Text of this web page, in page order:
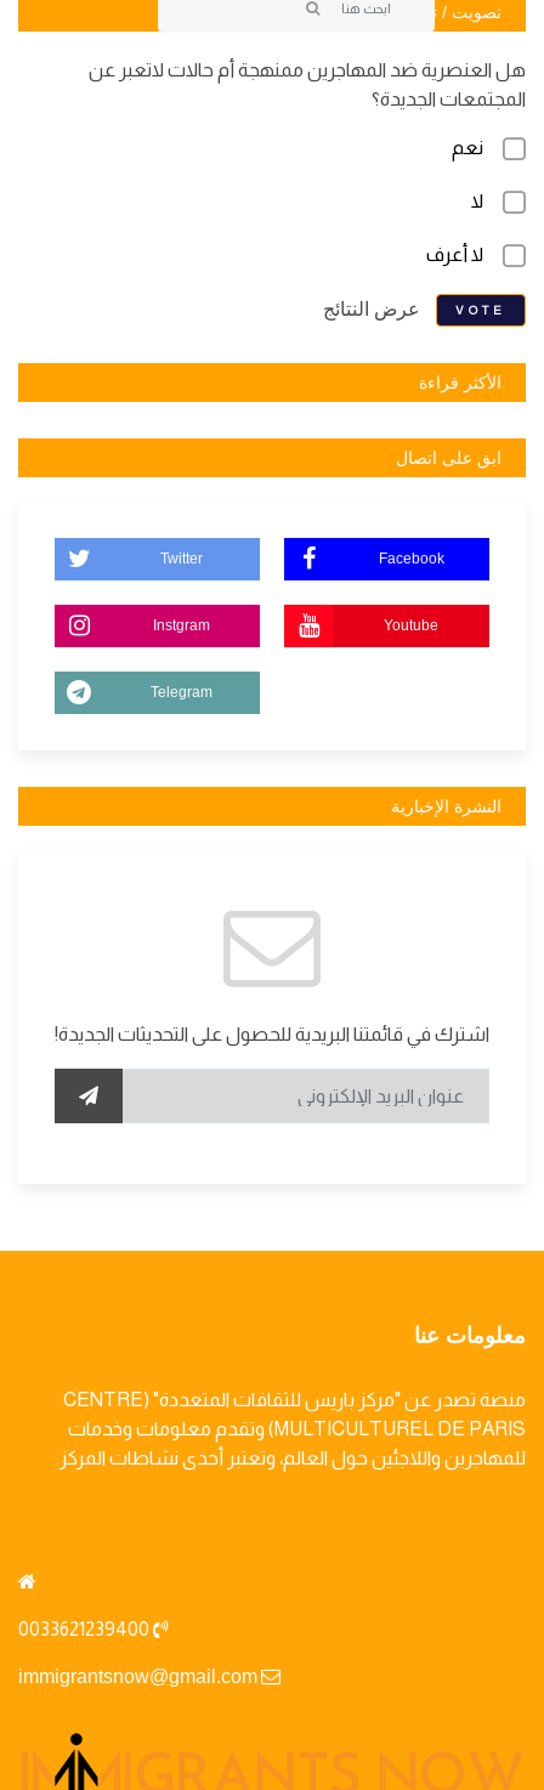
تصويت / تصويت
هل العنصرية ضد المهاجرين ممنهجة أم حالات لاتعبر عن
المجتمعات الجديدة؟
نعم
لا
لا أعرف
VOTE عرض النتائج
الأكثر قراءة
ابق على اتصال
Twitter Facebook
Instgram Youtube
Telegram
النشرة الإخبارية
اشترك في قائمتنا البريدية للحصول على التحديثات الجديدة!
معلومات عنا
منصة تصدر عن "مركز باريس للثقافات المتعددة" (CENTRE
MULTICULTUREL DE PARIS) وتقدم معلومات وخدمات
للمهاجرين واللاجئين حول العالم، وتعتبر أحدى نشاطات المركز.
immigrantsnow@gmail.com